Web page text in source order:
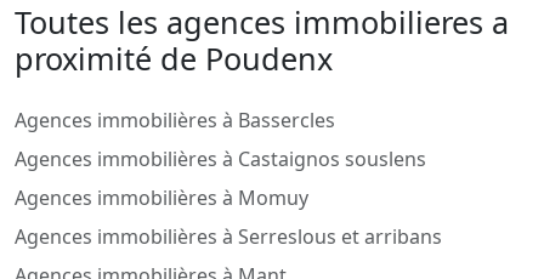
Toutes les agences immobilieres a
proximité de Poudenx
Agences immobilières à Bassercles
Agences immobilières à Castaignos souslens
Agences immobilières à Momuy
Agences immobilières à Serreslous et arribans